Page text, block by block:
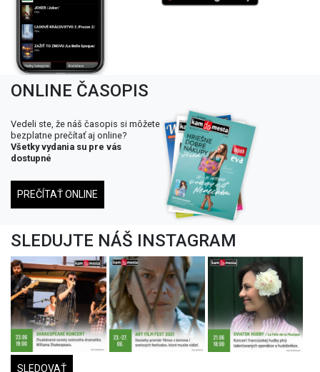
ONLINE ČASOPIS
Vedeli ste, že náš časopis si môžete
bezplatne prečítať aj online?
Všetky vydania su pre vás
dostupné
PREČÍTAŤ ONLINE
SLEDUJTE NÁŠ INSTAGRAM
SLEDOVAŤ